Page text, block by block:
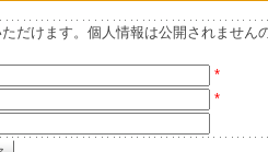
だけます。個人情報は公開されません
*
*